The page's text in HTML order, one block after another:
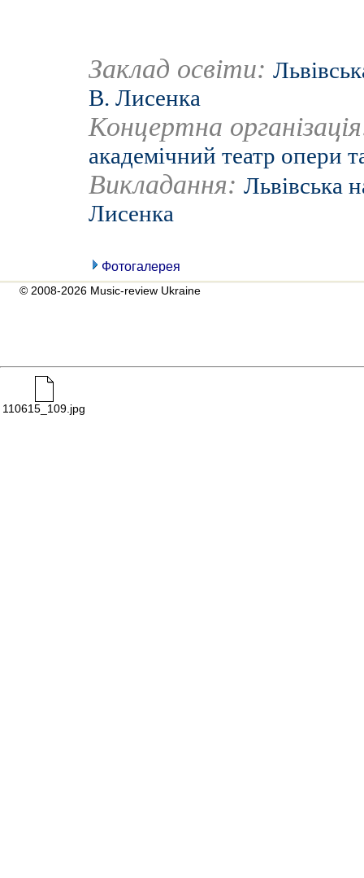
Заклад освіти:
В. Лисенка
Концертна
академічний театр опери
Викладання: Львівська
Лисенка
Фотогалерея
© 2008-2026 Music-review Ukraine
110615_109.jpg